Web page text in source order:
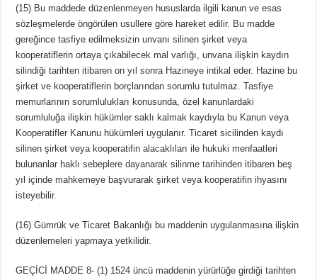
(15) Bu maddede düzenlenmeyen hususlarda ilgili kanun ve esas
sözleşmelerde öngörülen usullere göre hareket edilir. Bu madde
gereğince tasfiye edilmeksizin unvanı silinen şirket veya
kooperatiflerin ortaya çıkabilecek mal varlığı, unvana ilişkin kaydın
silindiği tarihten itibaren on yıl sonra Hazineye intikal eder. Hazine bu
şirket ve kooperatiflerin borçlarından sorumlu tutulmaz. Tasfiye
memurlarının sorumlulukları konusunda, özel kanunlardaki
sorumluluğa ilişkin hükümler saklı kalmak kaydıyla bu Kanun veya
Kooperatifler Kanunu hükümleri uygulanır. Ticaret sicilinden kaydı
silinen şirket veya kooperatifin alacaklıları ile hukuki menfaatleri
bulunanlar haklı sebeplere dayanarak silinme tarihinden itibaren beş
yıl içinde mahkemeye başvurarak şirket veya kooperatifin ihyasını
isteyebilir.
(16) Gümrük ve Ticaret Bakanlığı bu maddenin uygulanmasına ilişkin
düzenlemeleri yapmaya yetkilidir.
GEÇİCİ MADDE 8- (1) 1524 üncü maddenin yürürlüğe girdiği tarihten